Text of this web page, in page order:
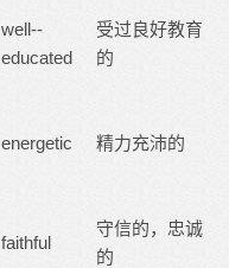
well--
educated
受过良好教育
的
energetic 精力充沛的
faithful
守信的，忠诚
的